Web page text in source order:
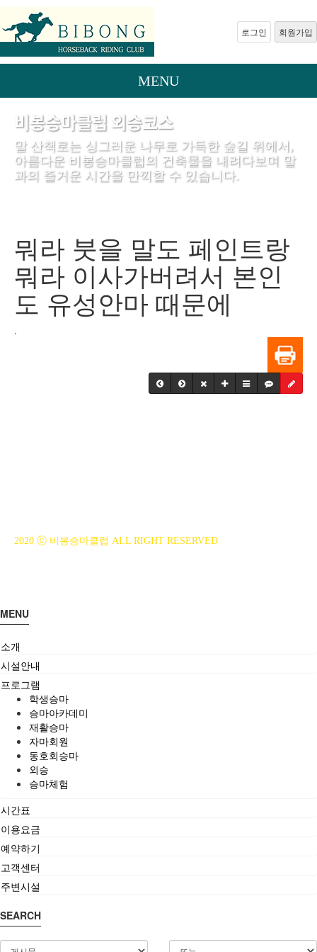
로그인 회원가입
MENU
비봉승마클럽 외승코스
말 산책로는 싱그러운 나무로 가득한 숲길 위에서,
아름다운 비봉승마클럽의 건축물을 내려다보며 말
과의 즐거운 시간을 만끽할 수 있습니다.
뭐라 붓을 말도 페인트랑
뭐라 이사가버려서 본인
도 유성안마 때문에
.
2020 ⓒ 비봉승마클럽 ALL RIGHT RESERVED
MENU
소개
시설안내
프로그램
학생승마
승마아카데미
재활승마
자마회원
동호회승마
외승
승마체험
시간표
이용요금
예약하기
고객센터
주변시설
SEARCH